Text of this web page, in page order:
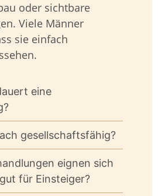
oder sichtbare
Viele Männer
sie einfach
eine
gesellschaftsfähig?
eignen sich
für Einsteiger?